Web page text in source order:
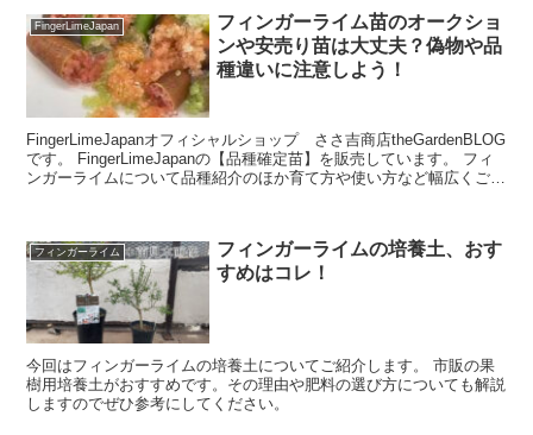
FingerLimeJapan
フィンガーライム苗のオークショ
ンや安売り苗は大丈夫？偽物や品
種違いに注意しよう！
FingerLimeJapanオフィシャルショップ ささ吉商店theGardenBLOG
です。 FingerLimeJapanの【品種確定苗】を販売しています。 フィ
ンガーライムについて品種紹介のほか育て方や使い方など幅広くご紹
フィンガーライム
フィンガーライムの培養土、おす
すめはコレ！
今回はフィンガーライムの培養土についてご紹介します。 市販の果
樹用培養土がおすすめです。その理由や肥料の選び方についても解説
しますのでぜひ参考にしてください。